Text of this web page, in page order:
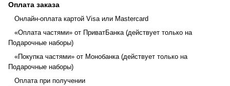
Оплата заказа
Онлайн-оплата картой Visa или Mastercard
«Оплата частями» от ПриватБанка (действует только на
Подарочные наборы)
«Покупка частями» от Монобанка (действует только на
Подарочные наборы)
Оплата при получении